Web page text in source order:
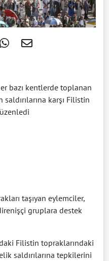
bazı kentlerde toplanan
karşı Filistin
taşıyan eylemciler,
gruplara destek
Filistin topraklarındaki
saldırılarına tepkilerini